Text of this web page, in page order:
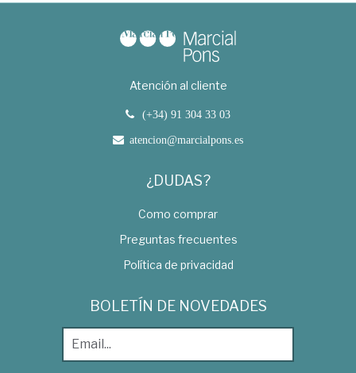
Atención al cliente
(+34) 91 304 33 03
atencion@marcialpons.es
¿DUDAS?
Como comprar
Preguntas frecuentes
Política de privacidad
BOLETÍN DE NOVEDADES